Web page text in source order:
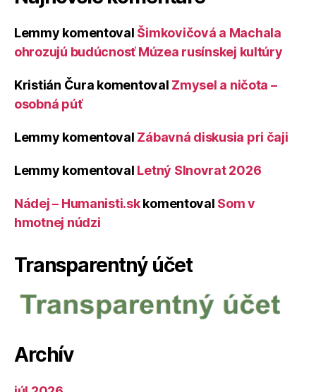
Lemmy komentoval Šimkovičová a Machala
ohrozujú budúcnosť Múzea rusínskej kultúry
Kristián Čura komentoval Zmysel a ničota –
osobná púť
Lemmy komentoval Zábavná diskusia pri čaji
Lemmy komentoval Letný Slnovrat 2026
Nádej – Humanisti.skkomentoval Som v
hmotnej núdzi
Transparentný účet
Archív